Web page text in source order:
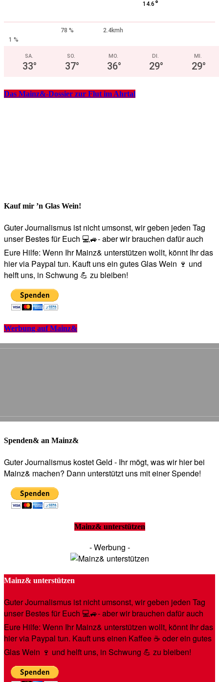
14.6 °
78 %
2.4kmh
1 %
SA.
33°
SO.
37°
MO.
36°
DI.
29°
MI.
29°
Das Mainz&-Dossier zur Flut im Ahrtal
Kauf mir ’n Glas Wein!
Guter Journalismus ist nicht umsonst, wir geben jeden Tag
unser Bestes für Euch 💻🚙- aber wir brauchen dafür auch
Eure Hilfe: Wenn Ihr Mainz& unterstützen wollt, könnt Ihr das
hier via Paypal tun. Kauft uns ein gutes Glas Wein 🍷 und
helft uns, in Schwung 💪 zu bleiben!
Werbung auf Mainz&
Spenden& an Mainz&
Guter Journalismus kostet Geld - Ihr mögt, was wir hier bei
Mainz& machen? Dann unterstützt uns mit einer Spende!
Mainz& unterstützen
- Werbung -
Mainz& unterstützen
Guter Journalismus ist nicht umsonst, wir geben jeden Tag
unser Bestes für Euch 💻🚙- aber wir brauchen dafür auch
Eure Hilfe: Wenn Ihr Mainz& unterstützen wollt, könnt Ihr das
hier via Paypal tun. Kauft uns einen Kaffee ☕️ oder ein gutes
Glas Wein 🍷 und helft uns, in Schwung 💪 zu bleiben!